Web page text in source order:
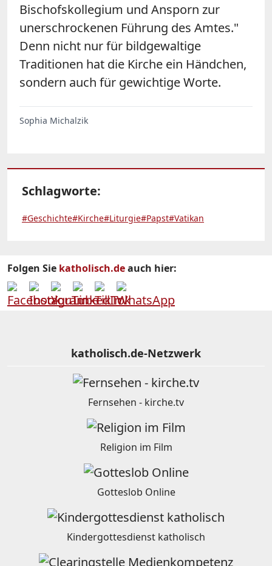
Bischofskollegium und Ansporn zur
unerschrockenen Führung des Amtes."
Denn nicht nur für bildgewaltige
Traditionen hat die Kirche ein Händchen,
sondern auch für gewichtige Worte.
Sophia Michalzik
Schlagworte:
#Geschichte#Kirche#Liturgie#Papst#Vatikan
Folgen Sie katholisch.deauch hier:
katholisch.de-Netzwerk
Fernsehen - kirche.tv
Religion im Film
Gotteslob Online
Kindergottesdienst katholisch